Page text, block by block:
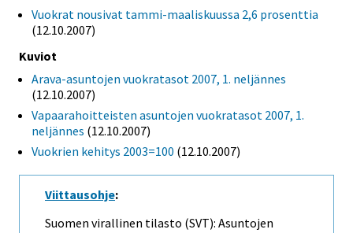
Vuokrat nousivat tammi-maaliskuussa 2,6 prosenttia
(12.10.2007)
Kuviot
Arava-asuntojen vuokratasot 2007, 1. neljännes
(12.10.2007)
Vapaarahoitteisten asuntojen vuokratasot 2007, 1.
neljännes (12.10.2007)
Vuokrien kehitys 2003=100 (12.10.2007)
Viittausohje:
Suomen virallinen tilasto (SVT): Asuntojen